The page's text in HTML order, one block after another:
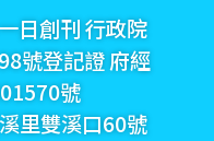
日創刊 行政院
號登記證 府經
號
里雙溪口60號